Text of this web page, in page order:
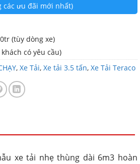
các ưu đãi mới nhất)
(tùy dòng xe)
có yêu cầu)
, Xe Tải, Xe tải 3.5 tấn, Xe Tải Teraco
xe tải nhẹ thùng dài 6m3 hoàn